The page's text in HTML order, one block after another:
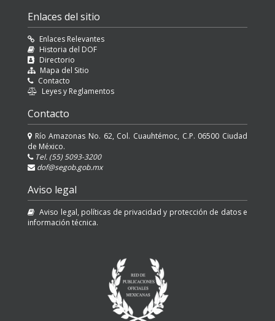
Enlaces del sitio
Enlaces Relevantes
Historia del DOF
Directorio
Mapa del Sitio
Contacto
Leyes y Reglamentos
Contacto
Río Amazonas No. 62, Col. Cuauhtémoc, C.P. 06500 Ciudad
de México.
Tel. (55) 5093-3200
dof@segob.gob.mx
Aviso legal
Aviso legal, políticas de privacidad y protección de datos e
información técnica.